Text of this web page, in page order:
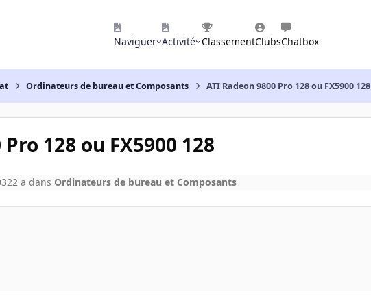
Naviguer Activité ClassementClubsChatbox
Ordinateurs de bureau et Composants ATI Radeon 9800 Pro 128 ou FX5900 128
128 ou FX5900 128
22 a dans Ordinateurs de bureau et Composants